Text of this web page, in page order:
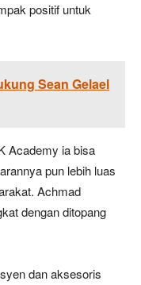
positif untuk
Sean Gelael
Academy ia bisa
pun lebih luas
Achmad
dengan ditopang
dan aksesoris